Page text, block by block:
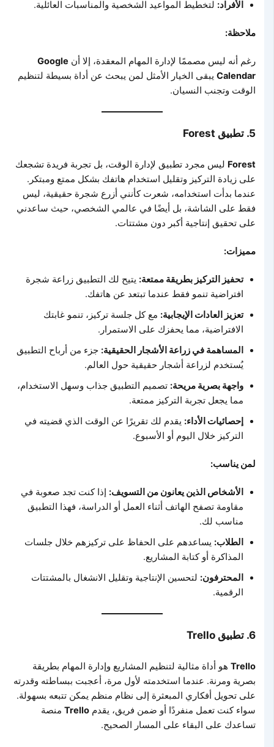
الأفراد:لتخطيط المواعيد الشخصية والمناسبات العائلية.
ملاحظة:
رغم أنه ليس مصممًا لإدارة المهام المعقدة، إلا أنGoogle
Calendarيبقى الخيار الأمثل لمن يبحث عن أداة بسيطة لتنظيم
الوقت وتجنب النسيان.
5. تطبيق Forest
Forestليس مجرد تطبيق لإدارة الوقت، بل تجربة فريدة تشجعك
على زيادة التركيز وتقليل استخدام هاتفك بشكل ممتع ومبتكر.
عندما بدأت استخدامه، شعرت كأنني أزرع شجرة حقيقية، ليس
فقط على الشاشة، بل أيضًا في عالمي الشخصي، حيث ساعدني
على تحقيق إنتاجية أكبر دون مشتتات.
مميزات:
تحفيز التركيز بطريقة ممتعة:يتيح لك التطبيق زراعة شجرة
افتراضية تنمو فقط عندما تبتعد عن هاتفك.
تعزيز العادات الإيجابية:مع كل جلسة تركيز، تنمو غابتك
الافتراضية، مما يحفزك على الاستمرار.
المساهمة في زراعة الأشجار الحقيقية:جزء من أرباح التطبيق
يُستخدم لزراعة أشجار حقيقية حول العالم.
واجهة بصرية مريحة:تصميم التطبيق جذاب وسهل الاستخدام،
مما يجعل تجربة التركيز ممتعة.
إحصائيات الأداء:يقدم لك تقريرًا عن الوقت الذي قضيته في
التركيز خلال اليوم أو الأسبوع.
لمن يناسب:
الأشخاص الذين يعانون من التسويف:إذا كنت تجد صعوبة في
مقاومة تصفح الهاتف أثناء العمل أو الدراسة، فهذا التطبيق
مناسب لك.
الطلاب:يساعدهم على الحفاظ على تركيزهم خلال جلسات
المذاكرة أو كتابة المشاريع.
المحترفون:لتحسين الإنتاجية وتقليل الانشغال بالمشتتات
الرقمية.
6. تطبيق Trello
Trelloهو أداة مثالية لتنظيم المشاريع وإدارة المهام بطريقة
بصرية ومرنة. عندما استخدمته لأول مرة، أعجبت ببساطته وقدرته
على تحويل أفكاري المبعثرة إلى نظام منظم يمكن تتبعه بسهولة.
سواء كنت تعمل منفردًا أو ضمن فريق، يقدمTrelloمنصة
تساعدك على البقاء على المسار الصحيح.